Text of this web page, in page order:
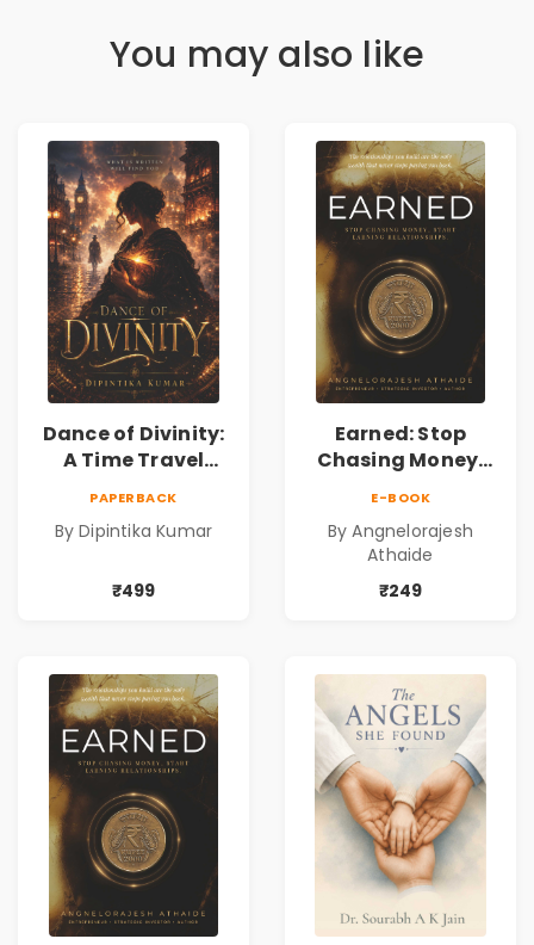
You may also like
Dance of Divinity:
A Time Travel
Universes,
Mystery,
PAPERBACK
By Dipintika Kumar
₹499
Earned: Stop
Chasing Money,
Business &
Personal Growth
Book
E-BOOK
By Angnelorajesh
Athaide
₹249